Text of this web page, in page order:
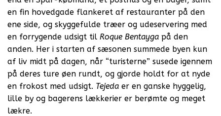
en fin hovedgade flankeret af restauranter på den
ene side, og skyggefulde træer og udeservering med
en forrygende udsigt til Roque Bentayga på den
anden. Her i starten af sæsonen summede byen kun
af liv midt på dagen, når “turisterne” susede igennem
på deres ture øen rundt, og gjorde holdt for at nyde
en frokost med udsigt. Tejeda er en ganske hyggelig,
lille by og bagerens lækkerier er berømte og meget
lækre.